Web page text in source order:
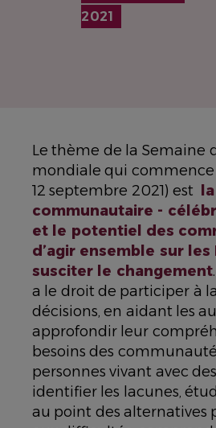
2021
Le thème de la Semaine
mondiale qui commence
12 septembre 2021) est
communautaire -
et le potentiel des
d’agir ensemble sur les
susciter le changement
a le droit de participer à
décisions, en aidant les
approfondir leur
besoins des
personnes vivant avec
identifier les lacunes,
au point des alternatives